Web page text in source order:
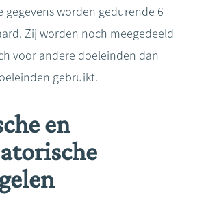
gegevens worden gedurende 6
Zij worden noch meegedeeld
voor andere doeleinden dan
gebruikt.
en